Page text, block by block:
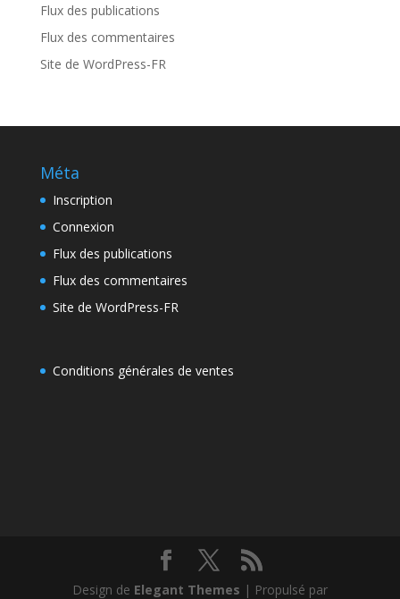
Flux des publications
Flux des commentaires
Site de WordPress-FR
Méta
Inscription
Connexion
Flux des publications
Flux des commentaires
Site de WordPress-FR
Conditions générales de ventes
Design de Elegant Themes | Propulsé par